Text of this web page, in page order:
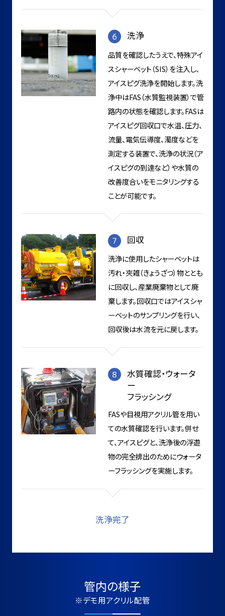
洗浄
品質を確認したうえで、特殊アイ
スシャーベット（SIS）を注入し、
アイスピグ洗浄を開始します。洗
浄中はFAS（水質監視装置）で管
路内の状態を確認します。FASは
アイスピグ回収口で水温、圧力、
流量、電気伝導度、濁度などを
測定する装置で、洗浄の状況（ア
イスピグの到達など）や水質の
改善度合いをモニタリングする
ことが可能です。
回収
洗浄に使用したシャーベットは
汚れ・夾雑（きょうざつ）物ととも
に回収し、産業廃棄物として廃
棄します。回収口ではアイスシャ
ーベットのサンプリングを行い、
回収後は水流を元に戻します。
水質確認・ウォータ
ー
フラッシング
FASや目視用アクリル管を用い
ての水質確認を行います。併せ
て、アイスピグと、洗浄後の浮遊
物の完全排出のためにウォータ
ーフラッシングを実施します。
洗浄完了
管内の様子
※デモ用アクリル配管